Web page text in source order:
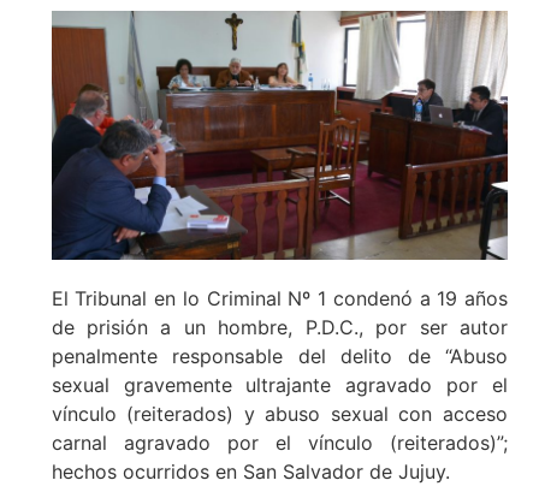
El Tribunal en lo Criminal Nº 1 condenó a 19 años
de prisión a un hombre, P.D.C., por ser autor
penalmente responsable del delito de “Abuso
sexual gravemente ultrajante agravado por el
vínculo (reiterados) y abuso sexual con acceso
carnal agravado por el vínculo (reiterados)”;
hechos ocurridos en San Salvador de Jujuy.